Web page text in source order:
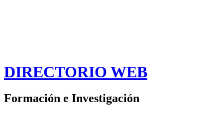
DIRECTORIO WEB
Formación e Investigación